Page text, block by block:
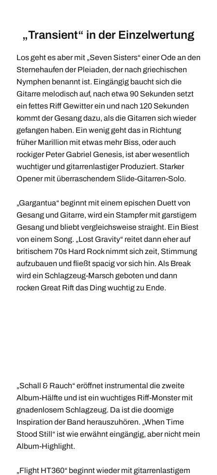
„Transient“ in der Einzelwertung
Los geht es aber mit „Seven Sisters“ einer Ode an den
Sternehaufen der Pleiaden, der nach griechischen
Nymphen benannt ist. Eingängig baucht sich die
Gitarre melodisch auf, nach etwa 90 Sekunden setzt
ein fettes Riff Gewitter ein und nach 120 Sekunden
kommt der Gesang dazu, als die Gitarren sich wieder
gefangen haben. Ein wenig geht das in Richtung
früher Marillion mit etwas mehr Biss, oder auch
rockiger Peter Gabriel Genesis, ist aber wesentlich
wuchtiger und gitarrenlastiger Produziert. Starker
Opener mit überraschendem Slide-Gitarren-Solo.
„Gargantua“ beginnt mit einem epischen Duett von
Gesang und Gitarre, wird ein Stampfer mit garstigem
Gesang und bliebt vergleichsweise straight. Ein Biest
von einem Song. „Lost Gravity“ reitet dann eher auf
britischem 70s Hard Rock nimmt sich zeit, Stimmung
aufzubauen und fließt spacig vor sich hin. Als Break
wird ein Schlagzeug-Marsch geboten und dann
rocken Great Rift das Ding wuchtig zu Ende.
„Schall & Rauch“ eröffnet instrumental die zweite
Album-Hälfte und ist ein wuchtiges Riff-Monster mit
gnadenlosem Schlagzeug. Da ist die doomige
Inspiration der Band herauszuhören. „When Time
Stood Still“ ist wie erwähnt eingängig, aber nicht mein
Album-Highlight.
„Flight HT360“ beginnt wieder mit gitarrenlastigem